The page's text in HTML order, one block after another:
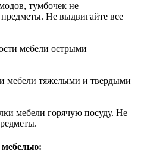
тумбочек не
Не выдвигайте все
мебели острыми
мебели тяжелыми и твердыми
мебели горячую посуду. Не
мебелью: